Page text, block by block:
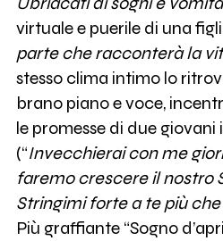
virtuale e puerile di una
parte che racconterà la
stesso clima intimo lo
brano piano e voce,
le promesse di due
(“Invecchierai con me
faremo crescere il nostro
Stringimi forte a te più
Più graffiante “Sogno